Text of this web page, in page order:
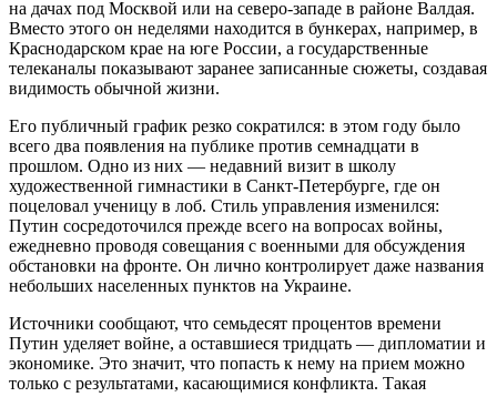
на дачах под Москвой или на северо-западе в районе Валдая.
Вместо этого он неделями находится в бункерах, например, в
Краснодарском крае на юге России, а государственные
телеканалы показывают заранее записанные сюжеты, создавая
видимость обычной жизни.
Его публичный график резко сократился: в этом году было
всего два появления на публике против семнадцати в
прошлом. Одно из них — недавний визит в школу
художественной гимнастики в Санкт-Петербурге, где он
поцеловал ученицу в лоб. Стиль управления изменился:
Путин сосредоточился прежде всего на вопросах войны,
ежедневно проводя совещания с военными для обсуждения
обстановки на фронте. Он лично контролирует даже названия
небольших населенных пунктов на Украине.
Источники сообщают, что семьдесят процентов времени
Путин уделяет войне, а оставшиеся тридцать — дипломатии и
экономике. Это значит, что попасть к нему на прием можно
только с результатами, касающимися конфликта. Такая